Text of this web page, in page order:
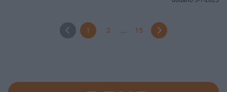
1 2 15